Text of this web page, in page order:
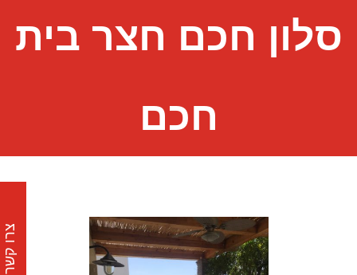
סלון חכם חצר בית
חכם
צרו קשר